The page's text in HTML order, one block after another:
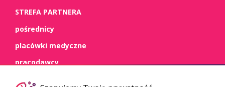
STREFA PARTNERA
pośrednicy
placówki medyczne
pracodawcy